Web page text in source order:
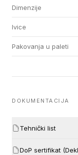
Dimenzije
Ivice
Pakovanja u paleti
DOKUMENTACIJA
Tehnički list
DoP sertifikat